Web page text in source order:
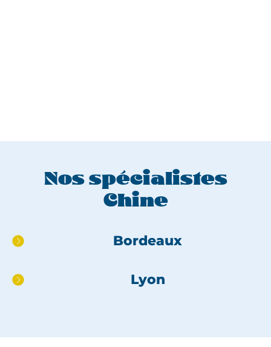
Nos spécialistes
Chine
Aller
pied
Bordeaux
Lyon